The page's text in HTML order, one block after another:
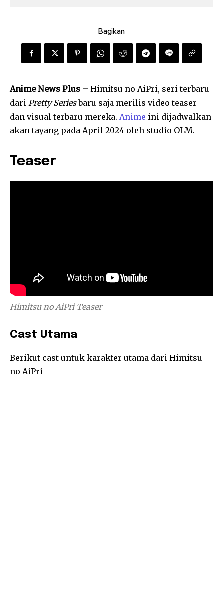
Bagikan
Anime News Plus – Himitsu no AiPri, seri terbaru
dari Pretty Seriesbaru saja merilis video teaser
dan visual terbaru mereka. Anime ini dijadwalkan
akan tayang pada April 2024 oleh studio OLM.
Teaser
Himitsu no AiPri Teaser
Cast Utama
Berikut cast untuk karakter utama dari Himitsu
no AiPri